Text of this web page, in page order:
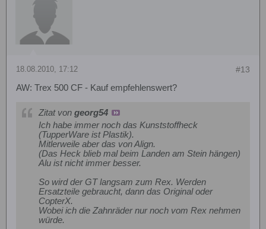
#13
18.08.2010, 17:12
AW: Trex 500 CF - Kauf empfehlenswert?
Zitat von georg54
Ich habe immer noch das Kunststoffheck
(TupperWare ist Plastik).
Mitlerweile aber das von Align.
(Das Heck blieb mal beim Landen am Stein hängen)
Alu ist nicht immer besser.
So wird der GT langsam zum Rex. Werden
Ersatzteile gebraucht, dann das Original oder
CopterX.
Wobei ich die Zahnräder nur noch vom Rex nehmen
würde.